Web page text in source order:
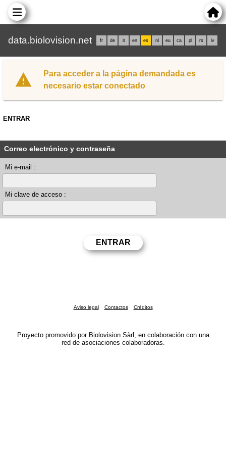
data.biolovision.net fr de it en es nl eu ca pl rs lv
Para acceder a la página demandada es
necesario estar conectado
ENTRAR
Correo electrónico y contraseña
Mi e-mail :
Mi clave de acceso :
Aviso legal Contactos Créditos
Proyecto promovido por Biolovision Sàrl, en colaboración con una
red de asociaciones colaboradoras.